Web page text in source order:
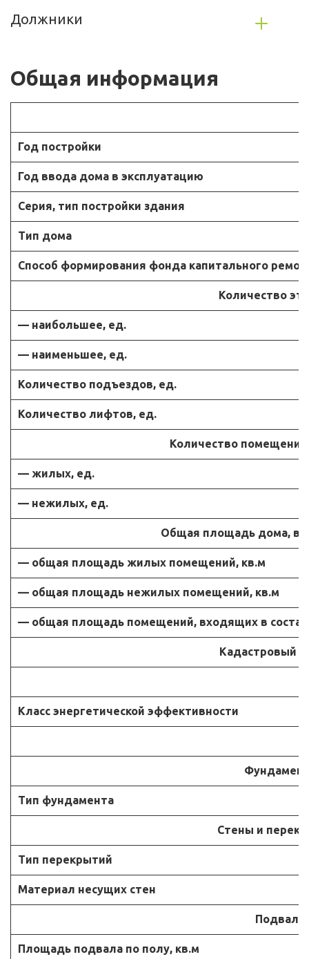
Должники
Общая информация
Год постройки
Год ввода дома в эксплуатацию
Серия, тип постройки здания
Тип дома
Способ формирования фонда капитального
Количество
— наибольшее, ед.
— наименьшее, ед.
Количество подъездов, ед.
Количество лифтов, ед.
Количество
— жилых, ед.
— нежилых, ед.
Общая площадь дома, в
— общая площадь жилых помещений, кв.м
— общая площадь нежилых помещений, кв.м
— общая площадь помещений, входящих в
Кадастровый
Класс энергетической эффективности
Тип фундамента
Стены и
Тип перекрытий
Материал несущих стен
Подвал
Площадь подвала по полу, кв.м